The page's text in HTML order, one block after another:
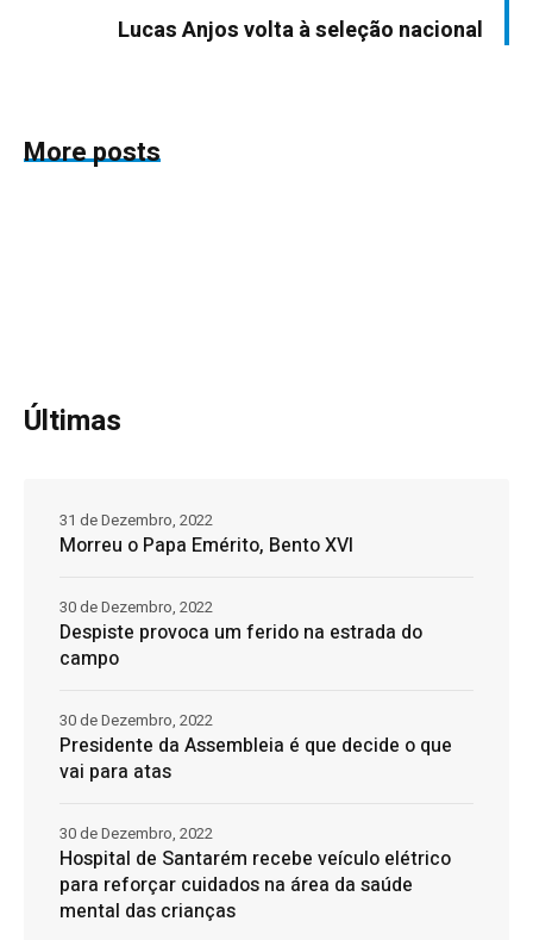
Lucas Anjos volta à seleção nacional
More posts
Últimas
Morreu o Papa Emérito, Bento XVI
31 de Dezembro, 2022
Despiste provoca um ferido na estrada do
campo
30 de Dezembro, 2022
Presidente da Assembleia é que decide o que
vai para atas
30 de Dezembro, 2022
Hospital de Santarém recebe veículo elétrico
para reforçar cuidados na área da saúde
mental das crianças
30 de Dezembro, 2022